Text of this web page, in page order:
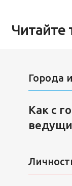
Читайте
Города
Как с